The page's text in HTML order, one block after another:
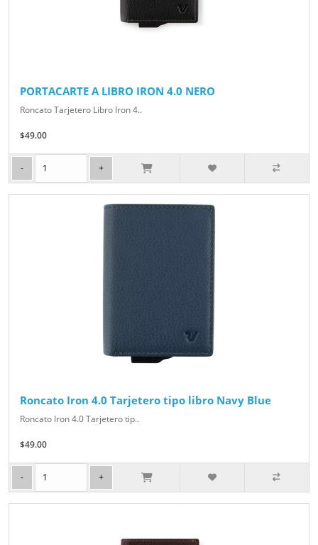
PORTACARTE A LIBRO IRON 4.0 NERO
Roncato Tarjetero Libro Iron 4..
$49.00
Roncato Iron 4.0 Tarjetero tipo libro Navy Blue
Roncato Iron 4.0 Tarjetero tip..
$49.00